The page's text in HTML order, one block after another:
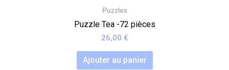
Puzzles
Puzzle Tea -72 pièces
26,00 €
Ajouter au panier